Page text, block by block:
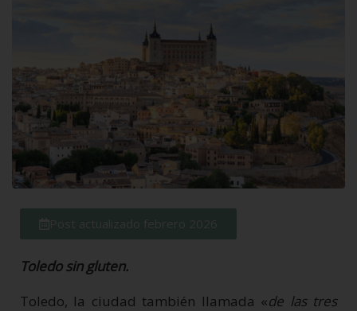
Post actualizado febrero 2026
Toledo sin gluten.
Toledo, la ciudad también llamada «de las tres